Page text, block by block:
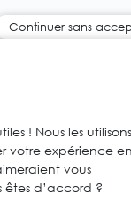
Continuer sans
! Nous les utilisons
votre expérience
vous
d’accord ?